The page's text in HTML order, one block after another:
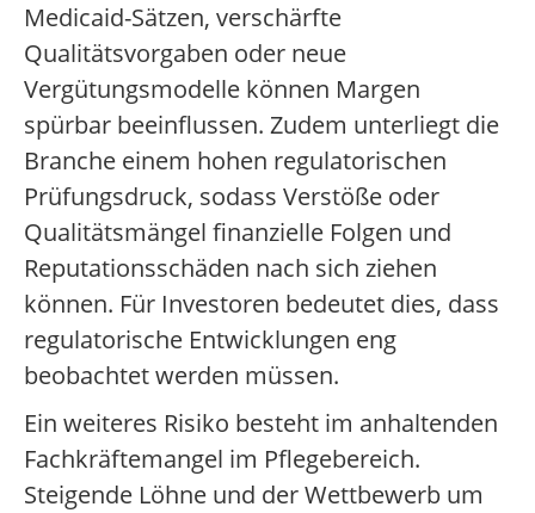
Medicaid-Sätzen, verschärfte
Qualitätsvorgaben oder neue
Vergütungsmodelle können Margen
spürbar beeinflussen. Zudem unterliegt die
Branche einem hohen regulatorischen
Prüfungsdruck, sodass Verstöße oder
Qualitätsmängel finanzielle Folgen und
Reputationsschäden nach sich ziehen
können. Für Investoren bedeutet dies, dass
regulatorische Entwicklungen eng
beobachtet werden müssen.
Ein weiteres Risiko besteht im anhaltenden
Fachkräftemangel im Pflegebereich.
Steigende Löhne und der Wettbewerb um